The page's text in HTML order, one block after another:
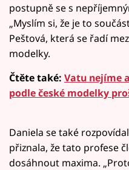
postupně se s
„Myslím si, že je to
Peštová, která se řadí
modelky.
Čtěte také: Vatu nejíme
podle české modelky
Daniela se také
přiznala, že tato profese
dosáhnout maxima.